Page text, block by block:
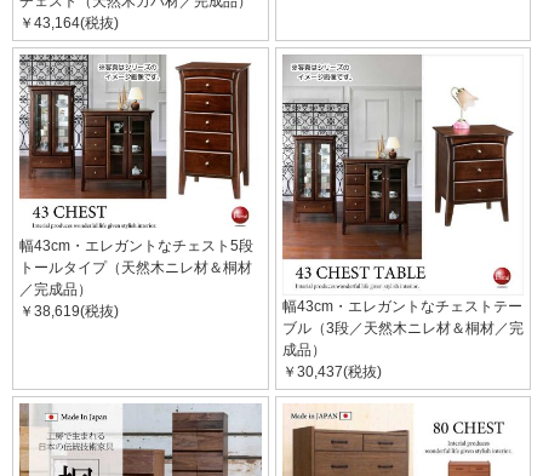
￥43,164(税抜)
幅43cm・エレガントなチェスト5段
トールタイプ（天然木ニレ材＆桐材
／完成品）
￥38,619(税抜)
幅43cm・エレガントなチェストテー
ブル（3段／天然木ニレ材＆桐材／完
成品）
￥30,437(税抜)